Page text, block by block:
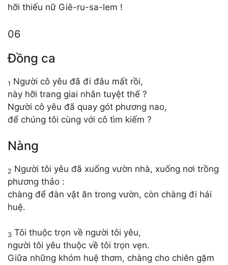
hỡi thiếu nữ Giê-ru-sa-lem !
06
Đồng ca
1 Người cô yêu đã đi đâu mất rồi,
này hỡi trang giai nhân tuyệt thế ?
Người cô yêu đã quay gót phương nao,
để chúng tôi cùng với cô tìm kiếm ?
Nàng
2 Người tôi yêu đã xuống vườn nhà, xuống nơi trồng
phương thảo :
chàng để đàn vật ăn trong vườn, còn chàng đi hái
huệ.
3 Tôi thuộc trọn về người tôi yêu,
người tôi yêu thuộc về tôi trọn vẹn.
Giữa những khóm huệ thơm, chàng cho chiên gặm